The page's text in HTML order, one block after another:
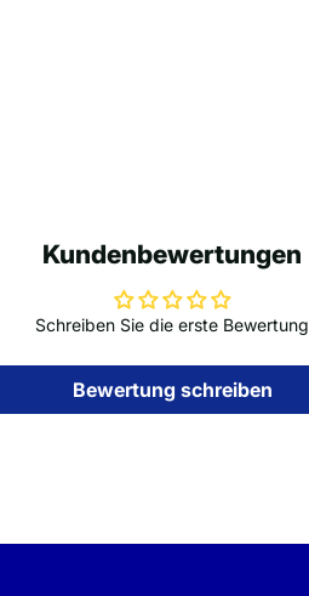
Kundenbewertungen
Schreiben Sie die erste Bewertung
Bewertung schreiben